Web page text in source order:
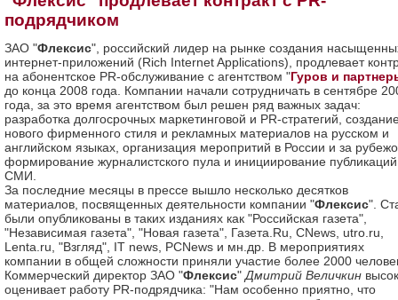
подрядчиком
ЗАО "Флексис", российский лидер на рынке создания
интернет-приложений (Rich Internet Applications), продлевает
на абонентское PR-обслуживание с агентством "Гуров и
до конца 2008 года. Компании начали сотрудничать в сентябре
года, за это время агентством был решен ряд важных задач:
разработка долгосрочных маркетинговой и PR-стратегий,
нового фирменного стиля и рекламных материалов на русском и
английском языках, организация меропритий в России и за
формирование журналистского пула и инициирование
СМИ.
За последние месяцы в прессе вышло несколько десятков
материалов, посвященных деятельности компании "Флексис".
были опубликованы в таких изданиях как "Российская газета",
"Независимая газета", "Новая газета", Газета.Ru, CNews, utro.ru,
Lenta.ru, "Взгляд", IT news, PCNews и мн.др. В мероприятиях
компании в общей сложности приняли участие более 2000
Коммерческий директор ЗАО "Флексис" Дмитрий Величкин
оценивает работу PR-подрядчика: "Нам особенно приятно, что